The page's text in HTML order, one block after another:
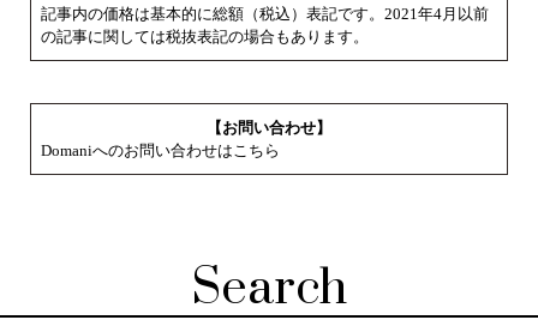
記事内の価格は基本的に総額（税込）表記です。2021年4月以前
の記事に関しては税抜表記の場合もあります。
【お問い合わせ】
Domaniへのお問い合わせはこちら
Search